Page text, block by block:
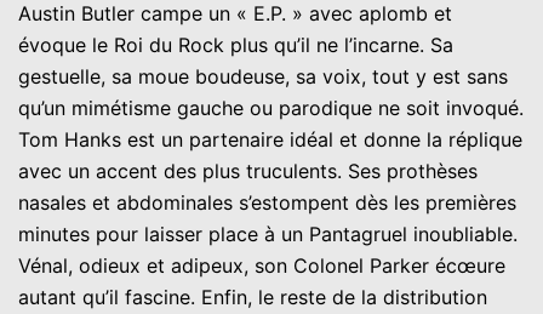
Austin Butler campe un « E.P. » avec aplomb et
évoque le Roi du Rock plus qu’il ne l’incarne. Sa
gestuelle, sa moue boudeuse, sa voix, tout y est sans
qu’un mimétisme gauche ou parodique ne soit invoqué.
Tom Hanks est un partenaire idéal et donne la réplique
avec un accent des plus truculents. Ses prothèses
nasales et abdominales s’estompent dès les premières
minutes pour laisser place à un Pantagruel inoubliable.
Vénal, odieux et adipeux, son Colonel Parker écœure
autant qu’il fascine. Enfin, le reste de la distribution